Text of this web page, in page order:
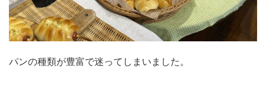
パンの種類が豊富で迷ってしまいました。